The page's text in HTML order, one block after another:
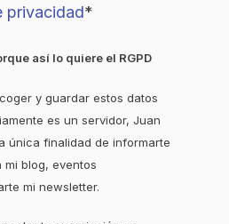
privacidad*
así lo quiere el RGPD
y guardar estos datos
es un servidor, Juan
única finalidad de informarte
blog, eventos
mi newsletter.